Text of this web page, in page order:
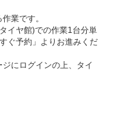
業です。
イヤ館)での作業1台分単
ぐ予約」よりお進みくだ
にログインの上、タイ